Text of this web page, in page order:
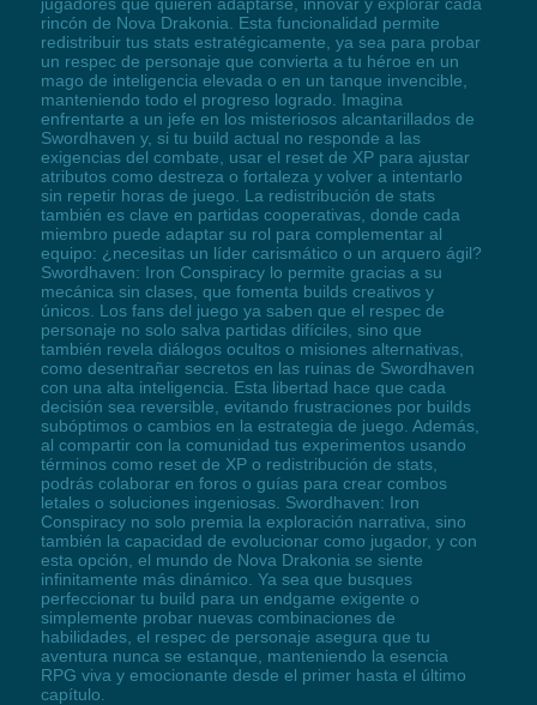
rincón de Nova Drakonia. Esta funcionalidad permite
redistribuir tus stats estratégicamente, ya sea para probar
un respec de personaje que convierta a tu héroe en un
mago de inteligencia elevada o en un tanque invencible,
manteniendo todo el progreso logrado. Imagina
enfrentarte a un jefe en los misteriosos alcantarillados de
Swordhaven y, si tu build actual no responde a las
exigencias del combate, usar el reset de XP para ajustar
atributos como destreza o fortaleza y volver a intentarlo
sin repetir horas de juego. La redistribución de stats
también es clave en partidas cooperativas, donde cada
miembro puede adaptar su rol para complementar al
equipo: ¿necesitas un líder carismático o un arquero ágil?
Swordhaven: Iron Conspiracy lo permite gracias a su
mecánica sin clases, que fomenta builds creativos y
únicos. Los fans del juego ya saben que el respec de
personaje no solo salva partidas difíciles, sino que
también revela diálogos ocultos o misiones alternativas,
como desentrañar secretos en las ruinas de Swordhaven
con una alta inteligencia. Esta libertad hace que cada
decisión sea reversible, evitando frustraciones por builds
subóptimos o cambios en la estrategia de juego. Además,
al compartir con la comunidad tus experimentos usando
términos como reset de XP o redistribución de stats,
podrás colaborar en foros o guías para crear combos
letales o soluciones ingeniosas. Swordhaven: Iron
Conspiracy no solo premia la exploración narrativa, sino
también la capacidad de evolucionar como jugador, y con
esta opción, el mundo de Nova Drakonia se siente
infinitamente más dinámico. Ya sea que busques
perfeccionar tu build para un endgame exigente o
simplemente probar nuevas combinaciones de
habilidades, el respec de personaje asegura que tu
aventura nunca se estanque, manteniendo la esencia
RPG viva y emocionante desde el primer hasta el último
capítulo.